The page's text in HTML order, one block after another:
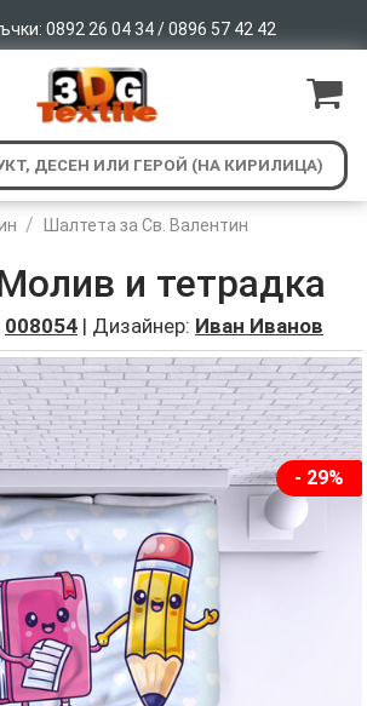
0892 26 04 34 / 0896 57 42 42
/ Шалтета за Св. Валентин
и тетрадка
008054 | Дизайнер: Иван Иванов
- 29%